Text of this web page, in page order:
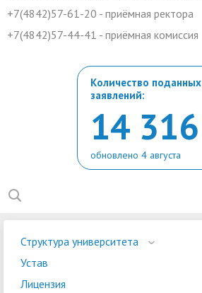
+7(4842)57-61-20 - приёмная ректора
+7(4842)57-44-41 - приёмная комиссия
Количество поданных
заявлений:
14 316
обновлено 4 августа
Структура университета
Устав
Лицензия